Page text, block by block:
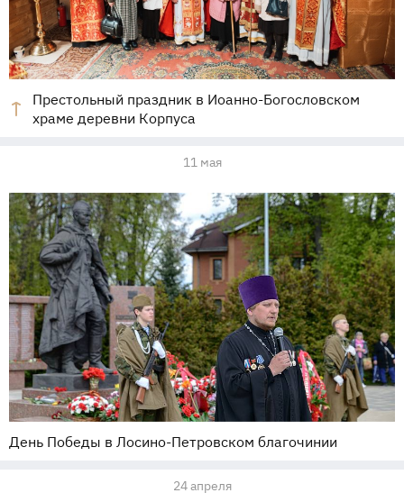
Престольный праздник в Иоанно-Богословском
храме деревни Корпуса
11 мая
День Победы в Лосино-Петровском благочинии
24 апреля